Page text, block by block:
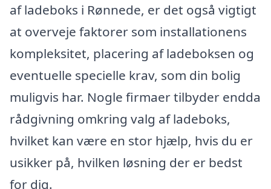
af ladeboks i Rønnede, er det også vigtigt
at overveje faktorer som installationens
kompleksitet, placering af ladeboksen og
eventuelle specielle krav, som din bolig
muligvis har. Nogle firmaer tilbyder endda
rådgivning omkring valg af ladeboks,
hvilket kan være en stor hjælp, hvis du er
usikker på, hvilken løsning der er bedst
for dig.